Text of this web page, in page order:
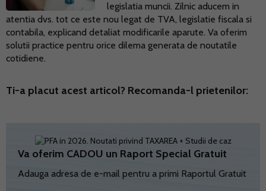
legislatia muncii. Zilnic aducem in
atentia dvs. tot ce este nou legat de TVA, legislatie fiscala si
contabila, explicand detaliat modificarile aparute. Va oferim
solutii practice pentru orice dilema generata de noutatile
cotidiene.
Ti-a placut acest articol? Recomanda-l prietenilor:
Va oferim CADOU un Raport Special Gratuit
Adauga adresa de e-mail pentru a primi Raportul Gratuit